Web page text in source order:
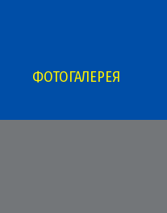
ФОТОГАЛЕРЕЯ